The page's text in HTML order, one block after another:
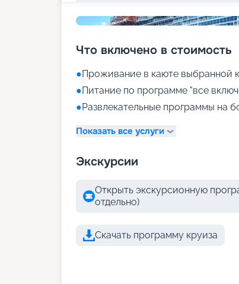
Что включено в стоимость
●Проживание в каюте выбранной
●Питание по программе "все
●Развлекательные программы на
Показать все услуги
Экскурсии
Открыть экскурсионную
отдельно)
Скачать программу круиза